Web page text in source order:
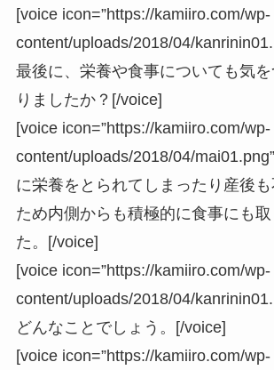
[voice icon=”https://kamiiro.com/wp-
content/uploads/2018/04/
最後に、栄養や食事についても気
りましたか？[/voice]
[voice icon=”https://kamiiro.com/wp-
content/uploads/2018/04/
に栄養をとられてしまったり産後
ため内側からも積極的に食事にも
た。[/voice]
[voice icon=”https://kamiiro.com/wp-
content/uploads/2018/04/
どんなことでしょう。[/voice]
[voice icon=”https://kamiiro.com/wp-